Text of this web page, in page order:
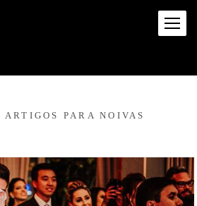
ARTIGOS PARA NOIVAS